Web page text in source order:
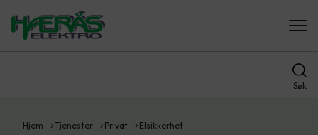
Søk
Hjem Tjenester Privat Elsikkerhet